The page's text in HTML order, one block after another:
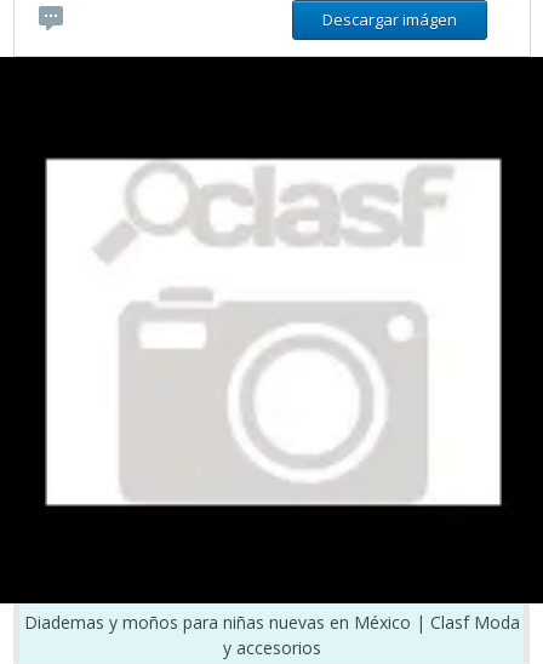
Descargar imágen
Diademas y moños para niñas nuevas en México | Clasf Moda
y accesorios